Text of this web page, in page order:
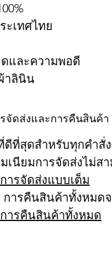
ะเทศไทย
ดและความพอดี
าลินิน
จัดส่งและการคืนสินค้า
ดีที่สุดสำหรับทุกคำสั่
เนียมการจัดส่งไม่ส
ารจัดส่งแบบเต็ม
การคืนสินค้าทั้งหมด
ารคืนสินค้าทั้งหมด